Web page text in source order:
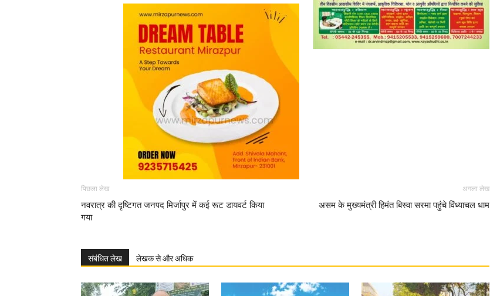
पिछला लेख
नवरात्र की दृष्टिगत जनपद मिर्जापुर में कई रूट डायवर्ट किया
गया
अगला लेख
असम के मुख्यमंत्री हिमंत बिस्वा सरमा पहुंचे विंध्याचल धाम
संबंधित लेख लेखक से और अधिक